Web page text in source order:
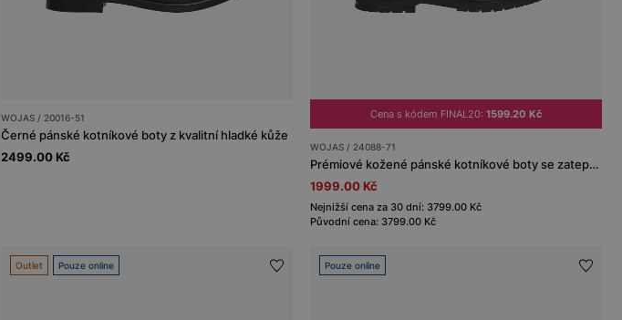
WOJAS / 20016-51
Černé pánské kotníkové boty z kvalitní hladké kůže
2499.00 Kč
Cena s kódem FINAL20:1599.20 Kč
WOJAS / 24088-71
Prémiové kožené pánské kotníkové boty se zateplením
1999.00 Kč
Nejnižší cena za 30 dní: 3799.00 Kč
Původní cena: 3799.00 Kč
Outlet Pouze online Pouze online